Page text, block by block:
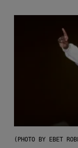
(PHOTO BY EBET